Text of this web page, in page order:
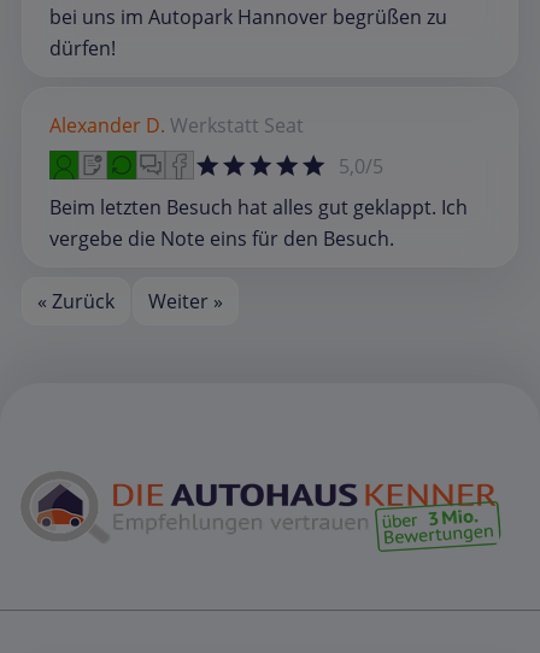
bei uns im Autopark Hannover begrüßen zu
dürfen!
Alexander D. Werkstatt Seat
5,0/5
Beim letzten Besuch hat alles gut geklappt. Ich
vergebe die Note eins für den Besuch.
« Zurück Weiter »